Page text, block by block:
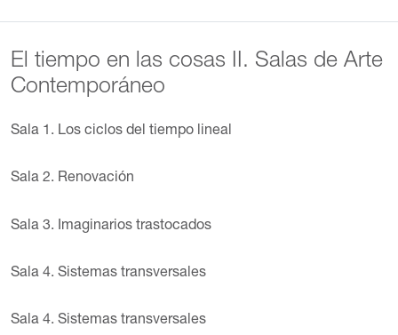
El tiempo en las cosas II. Salas de Arte
Contemporáneo
Sala 1. Los ciclos del tiempo lineal
Sala 2. Renovación
Sala 3. Imaginarios trastocados
Sala 4. Sistemas transversales
Sala 4. Sistemas transversales